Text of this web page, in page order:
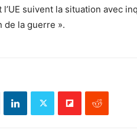
l’UE suivent la situation avec
de la guerre ».